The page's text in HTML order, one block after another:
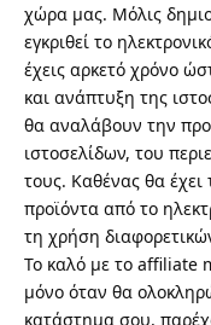
χώρα μας. Μόλις
εγκριθεί το
έχεις αρκετό χρόνο
και ανάπτυξη της
θα αναλάβουν την
ιστοσελίδων, του
τους. Καθένας θα
προϊόντα από το
τη χρήση
Το καλό με το affiliate
μόνο όταν θα
κατάστημα σου,